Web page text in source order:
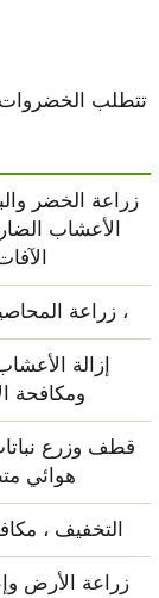
تتطلب
زراعة الخضر
الأعشاب
زراعة المحاصيل الجذرية ،
إزالة
ومكافحة
قطف وزرع
هوائي
التخفيف ،
زراعة الأرض